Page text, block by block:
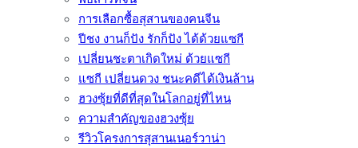
การเลือกซื้อสุสานของคนจีน
ปีชง งานก็ปัง รักก็ปัง ได้ด้วยแซกี
เปลี่ยนชะตาเกิดใหม่ ด้วยแซกี
แซกี เปลี่ยนดวง ชนะคดีได้เงินล้าน
ฮวงซุ้ยที่ดีที่สุดในโลกอยู่ที่ไหน
ความสำคัญของฮวงซุ้ย
รีวิวโครงการสุสานเนอร์วาน่า